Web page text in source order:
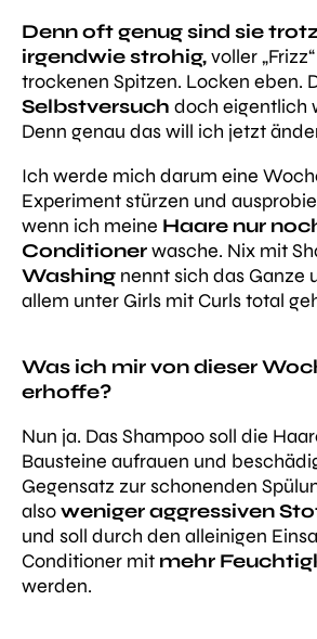
Denn oft genug sind sie
irgendwie strohig,voller
trockenen Spitzen. Locken eben.
Selbstversuch doch eigentlich
Denn genau das will ich jetzt
Ich werde mich darum eine
Experiment stürzen und
wenn ich meine Haare nur
Conditionerwasche. Nix mit
Washing nennt sich das Ganze
allem unter Girls mit Curls total
Was ich mir von dieser
erhoffe?
Nun ja. Das Shampoo soll die
Bausteine aufrauen und
Gegensatz zur schonenden
alsoweniger aggressiven
und soll durch den alleinigen
Conditioner mit mehr
werden.